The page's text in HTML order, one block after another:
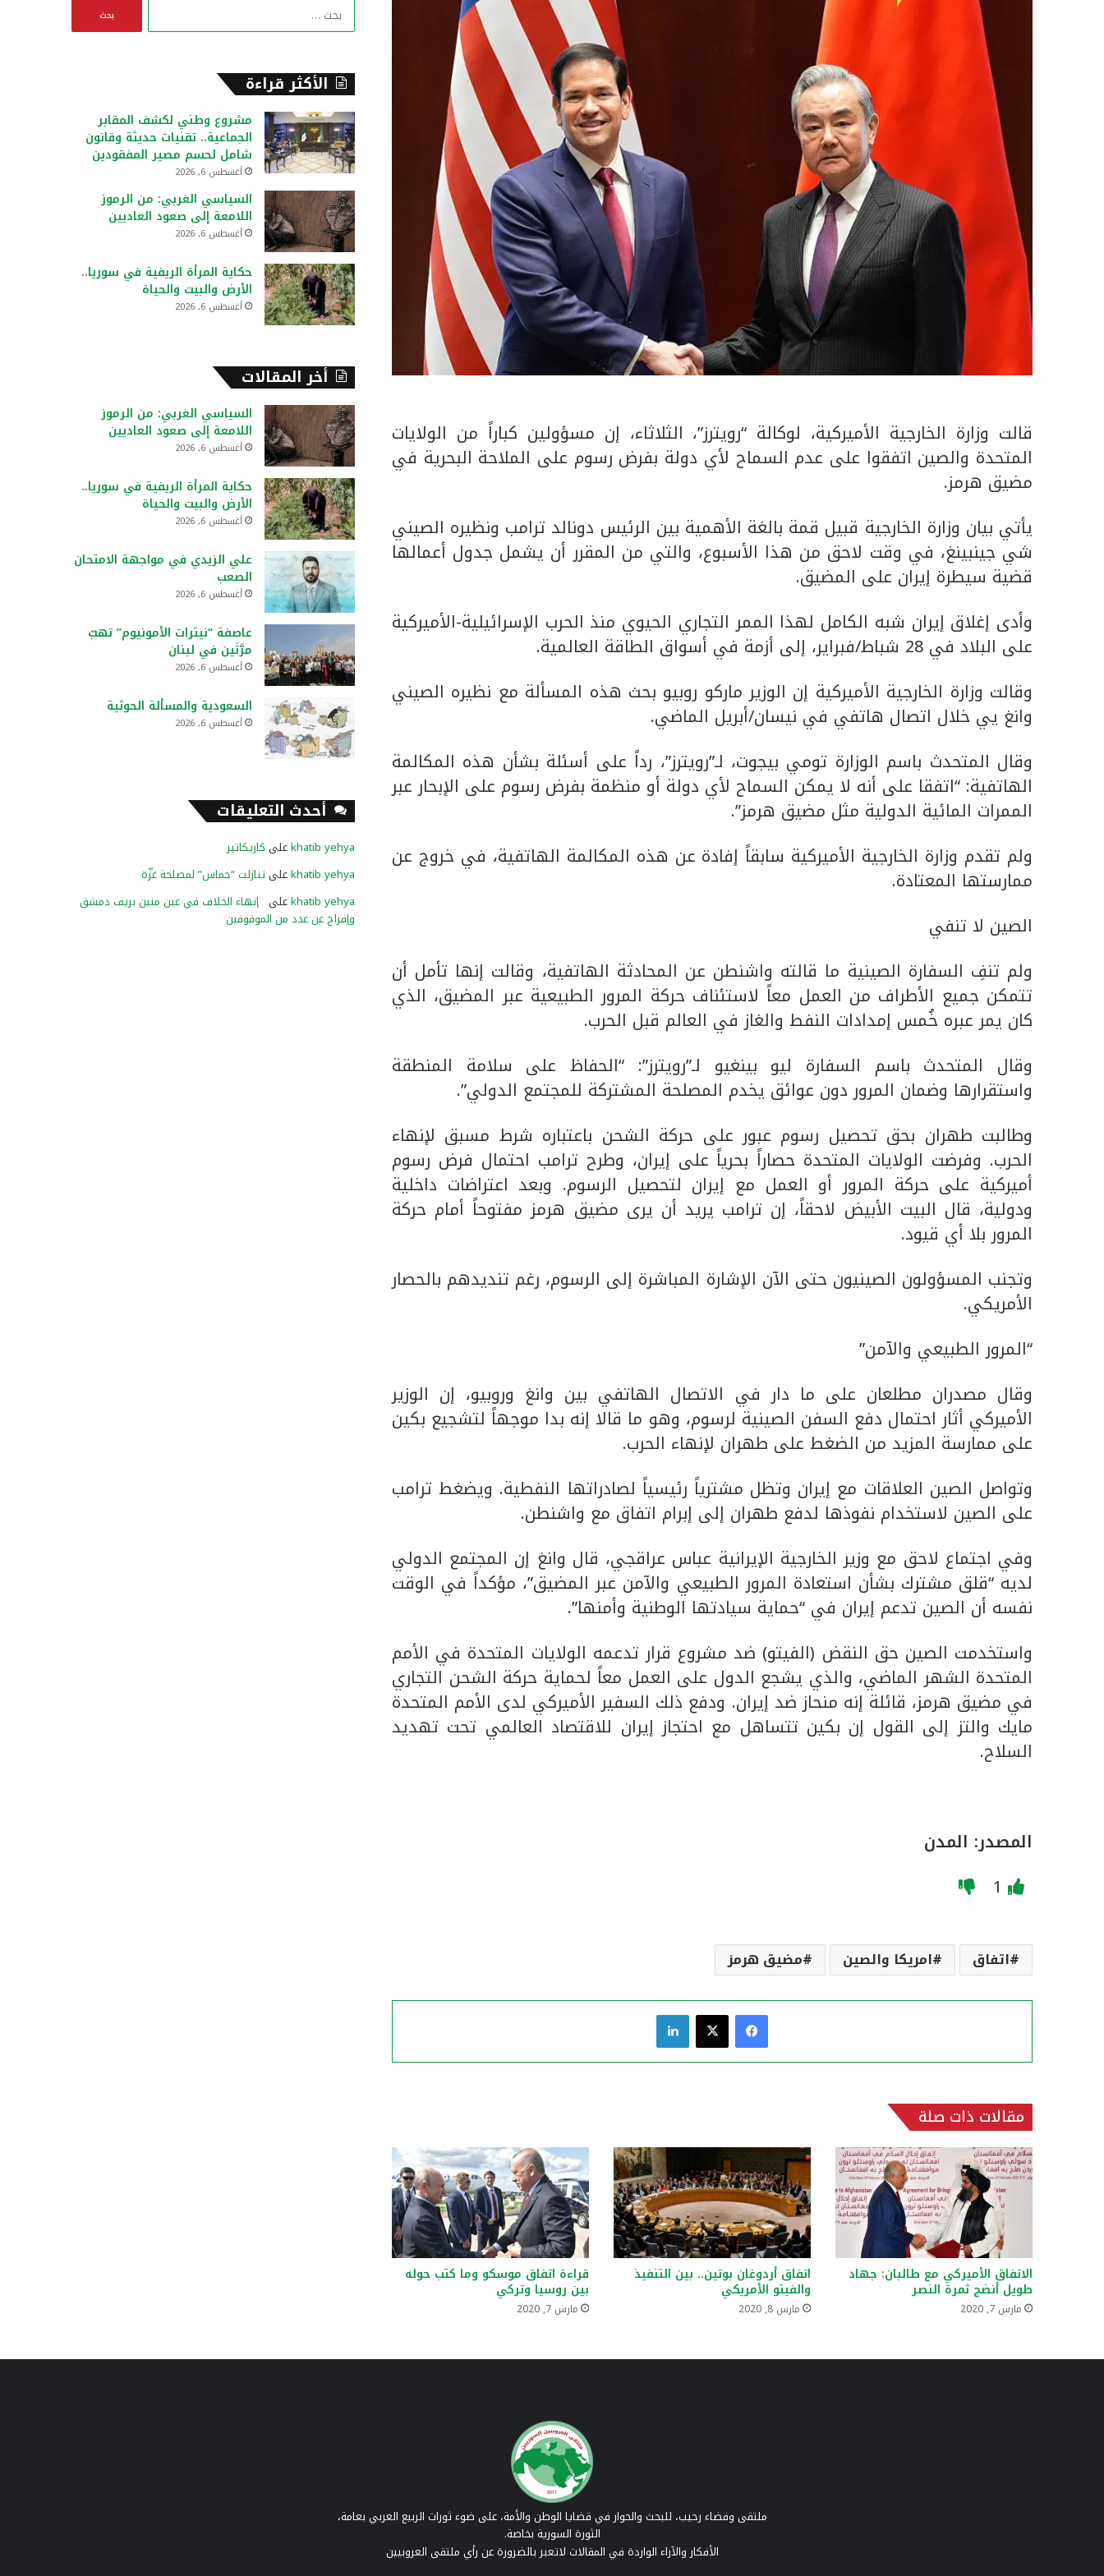
قالت وزارة الخارجية الأميركية، لوكالة “رويترز”، الثلاثاء، إن مسؤولين كباراً من الولايات
المتحدة والصين اتفقوا على عدم السماح لأي دولة بفرض رسوم على الملاحة البحرية في
مضيق هرمز.
يأتي بيان وزارة الخارجية قبيل قمة بالغة الأهمية بين الرئيس دونالد ترامب ونظيره الصيني
شي جينبينغ، في وقت لاحق من هذا الأسبوع، والتي من المقرر أن يشمل جدول أعمالها
قضية سيطرة إيران على المضيق.
وأدى إغلاق إيران شبه الكامل لهذا الممر التجاري الحيوي منذ الحرب الإسرائيلية-الأميركية
على البلاد في 28 شباط/فبراير، إلى أزمة في أسواق الطاقة العالمية.
وقالت وزارة الخارجية الأميركية إن الوزير ماركو روبيو بحث هذه المسألة مع نظيره الصيني
وانغ يي خلال اتصال هاتفي في نيسان/أبريل الماضي.
وقال المتحدث باسم الوزارة تومي بيجوت، لـ”رويترز”، رداً على أسئلة بشأن هذه المكالمة
الهاتفية: “اتفقا على أنه لا يمكن السماح لأي دولة أو منظمة بفرض رسوم على الإبحار عبر
الممرات المائية الدولية مثل مضيق هرمز”.
ولم تقدم وزارة الخارجية الأميركية سابقاً إفادة عن هذه المكالمة الهاتفية، في خروج عن
ممارستها المعتادة.
الصين لا تنفي
ولم تنفِ السفارة الصينية ما قالته واشنطن عن المحادثة الهاتفية، وقالت إنها تأمل أن
تتمكن جميع الأطراف من العمل معاً لاستئناف حركة المرور الطبيعية عبر المضيق، الذي
كان يمر عبره خُمس إمدادات النفط والغاز في العالم قبل الحرب.
وقال المتحدث باسم السفارة ليو بينغيو لـ”رويترز”: “الحفاظ على سلامة المنطقة
واستقرارها وضمان المرور دون عوائق يخدم المصلحة المشتركة للمجتمع الدولي”.
وطالبت طهران بحق تحصيل رسوم عبور على حركة الشحن باعتباره شرط مسبق لإنهاء
الحرب. وفرضت الولايات المتحدة حصاراً بحرياً على إيران، وطرح ترامب احتمال فرض رسوم
أميركية على حركة المرور أو العمل مع إيران لتحصيل الرسوم. وبعد اعتراضات داخلية
ودولية، قال البيت الأبيض لاحقاً، إن ترامب يريد أن يرى مضيق هرمز مفتوحاً أمام حركة
المرور بلا أي قيود.
وتجنب المسؤولون الصينيون حتى الآن الإشارة المباشرة إلى الرسوم، رغم تنديدهم بالحصار
الأمريكي.
“المرور الطبيعي والآمن”
وقال مصدران مطلعان على ما دار في الاتصال الهاتفي بين وانغ وروبيو، إن الوزير
الأميركي أثار احتمال دفع السفن الصينية لرسوم، وهو ما قالا إنه بدا موجهاً لتشجيع بكين
على ممارسة المزيد من الضغط على طهران لإنهاء الحرب.
وتواصل الصين العلاقات مع إيران وتظل مشترياً رئيسياً لصادراتها النفطية. ويضغط ترامب
على الصين لاستخدام نفوذها لدفع طهران إلى إبرام اتفاق مع واشنطن.
وفي اجتماع لاحق مع وزير الخارجية الإيرانية عباس عراقجي، قال وانغ إن المجتمع الدولي
لديه “قلق مشترك بشأن استعادة المرور الطبيعي والآمن عبر المضيق”، مؤكداً في الوقت
نفسه أن الصين تدعم إيران في “حماية سيادتها الوطنية وأمنها”.
واستخدمت الصين حق النقض (الفيتو) ضد مشروع قرار تدعمه الولايات المتحدة في الأمم
المتحدة الشهر الماضي، والذي يشجع الدول على العمل معاً لحماية حركة الشحن التجاري
في مضيق هرمز، قائلة إنه منحاز ضد إيران. ودفع ذلك السفير الأميركي لدى الأمم المتحدة
مايك والتز إلى القول إن بكين تتساهل مع احتجاز إيران للاقتصاد العالمي تحت تهديد
السلاح.
المصدر: المدن
1
اتفاق امريكا والصين مضيق هرمز
فيسبوك
مقالات ذات صلة
الاتفاق الأميركي مع طالبان: جهاد
طويل أنضج ثمرة النصر
مارس 7, 2020
اتفاق أردوغان بوتين.. بين التنفيذ
والفيتو الأمريكي
مارس 8, 2020
قراءة اتفاق موسكو وما كتب حوله
بين روسيا وتركي
مارس 7, 2020
ا
ن
:
الأكثر قراءة
مشروع وطني لكشف المقابر
الجماعية.. تقنيات حديثة وقانون
شامل لحسم مصير المفقودين
أغسطس 6, 2026
السياسي الغربي: من الرموز
اللامعة إلى صعود العاديين
أغسطس 6, 2026
حكاية المرأة الريفية في سوريا..
الأرض والبيت والحياة
أغسطس 6, 2026
أخر المقالات
السياسي الغربي: من الرموز
اللامعة إلى صعود العاديين
أغسطس 6, 2026
حكاية المرأة الريفية في سوريا..
الأرض والبيت والحياة
أغسطس 6, 2026
علي الزيدي في مواجهة الامتحان
الصعب
أغسطس 6, 2026
عاصفة “نيترات الأمونيوم” تهبّ
مرَّتَين في لبنان
أغسطس 6, 2026
السعودية والمسألة الحوثية
أغسطس 6, 2026
أحدث التعليقات
khatib yehyaعلى كاريكاتير
khatib yehyaعلى تنازلت “حماس” لمصلحة غزّة
khatib yehyaعلى إنهاء الخلاف في عين منين بريف دمشق
وإفراج عن عدد من الموقوفين
ملتقى وفضاء رحيب، للبحث والحوار في قضايا الوطن والأمة، على ضوء ثورات الربيع العربي بعامة،
الثورة السورية بخاصة.
الأفكار والآراء الواردة في المقالات لاتعبر بالضرورة عن رأي ملتقى العروبيين